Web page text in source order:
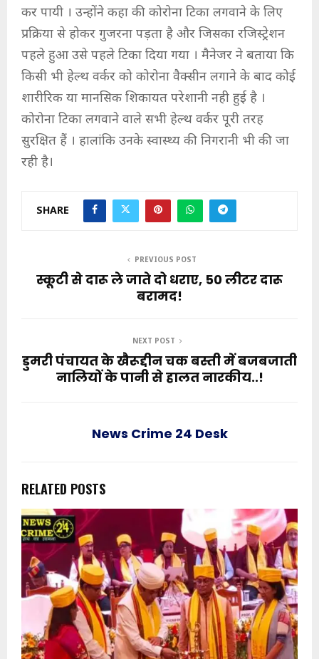
कर पायी । उन्होंने कहा की कोरोना टिका लगवाने के लिए
प्रक्रिया से होकर गुजरना पड़ता है और जिसका रजिस्ट्रेशन
पहले हुआ उसे पहले टिका दिया गया । मैनेजर ने बताया कि
किसी भी हेल्थ वर्कर को कोरोना वैक्सीन लगाने के बाद कोई
शारीरिक या मानसिक शिकायत परेशानी नही हुई है ।
कोरोना टिका लगवाने वाले सभी हेल्थ वर्कर पूरी तरह
सुरक्षित हैं । हालांकि उनके स्वास्थ्य की निगरानी भी की जा
रही है।
SHARE
PREVIOUS POST
स्कूटी से दारू ले जाते दो धराए, 50 लीटर दारू
बरामद!
NEXT POST
डुमरी पंचायत के खैरूद्दीन चक बस्ती में बजबजाती
नालियों के पानी से हालत नारकीय..!
News Crime 24 Desk
RELATED POSTS